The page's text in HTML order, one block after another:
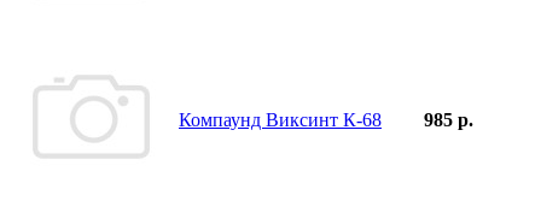
Компаунд Виксинт К-68 985 р.